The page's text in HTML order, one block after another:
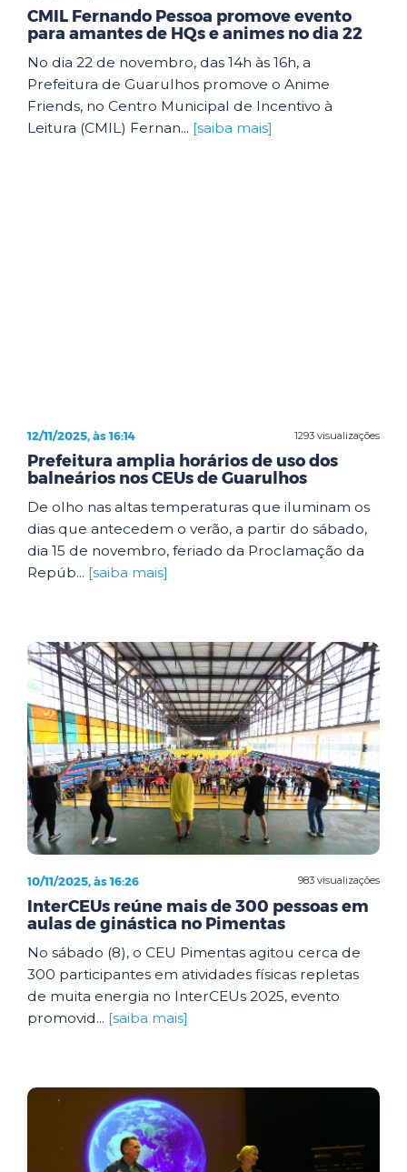
CMIL Fernando Pessoa promove evento
para amantes de HQs e animes no dia 22
No dia 22 de novembro, das 14h às 16h, a
Prefeitura de Guarulhos promove o Anime
Friends, no Centro Municipal de Incentivo à
Leitura (CMIL) Fernan... [saiba mais]
1293 visualizações
12/11/2025, às 16:14
Prefeitura amplia horários de uso dos
balneários nos CEUs de Guarulhos
De olho nas altas temperaturas que iluminam os
dias que antecedem o verão, a partir do sábado,
dia 15 de novembro, feriado da Proclamação da
Repúb... [saiba mais]
983 visualizações
10/11/2025, às 16:26
InterCEUs reúne mais de 300 pessoas em
aulas de ginástica no Pimentas
No sábado (8), o CEU Pimentas agitou cerca de
300 participantes em atividades físicas repletas
de muita energia no InterCEUs 2025, evento
promovid... [saiba mais]